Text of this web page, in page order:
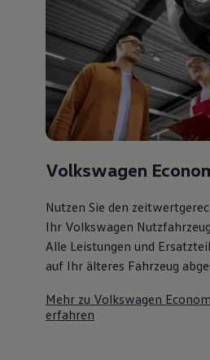
Volkswagen
Nutzen Sie den
Ihr Volkswagen
Alle Leistungen und
auf Ihr älteres Fahrzeug
Mehr zu Volkswagen
erfahren